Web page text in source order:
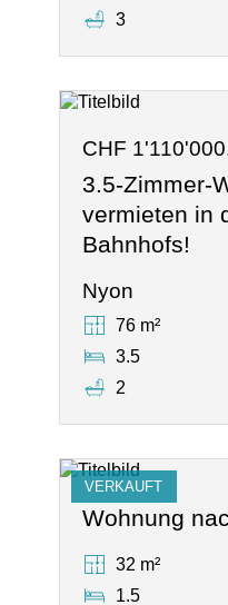
3
CHF
3.5-Zimmer-
vermieten in
Bahnhofs!
Nyon
76 m²
3.5
2
VERKAUFT
Wohnung
32 m²
1.5